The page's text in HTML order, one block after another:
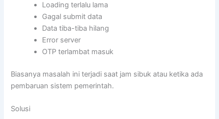
Loading terlalu lama
Gagal submit data
Data tiba-tiba hilang
Error server
OTP terlambat masuk
Biasanya masalah ini terjadi saat jam sibuk atau ketika ada
pembaruan sistem pemerintah.
Solusi